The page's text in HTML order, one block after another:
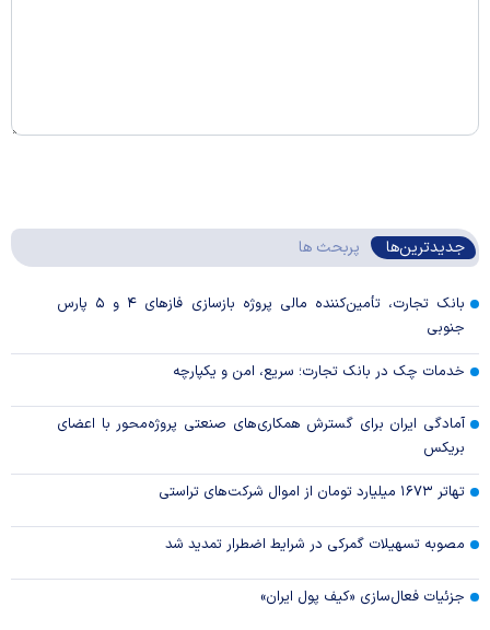
جدیدترین‌ها پربحث ها
بانک تجارت، تأمین‌کننده مالی پروژه بازسازی فاز‌های ۴ و ۵ پارس
جنوبی
خدمات چک در بانک تجارت؛ سریع، امن و یکپارچه
آمادگی ایران برای گسترش همکاری‌های صنعتی پروژه‌محور با اعضای
بریکس
تهاتر ۱۶۷۳ میلیارد تومان از اموال شرکت‌های تراستی
مصوبه تسهیلات گمرکی در شرایط اضطرار تمدید شد
جزئیات فعال‌سازی «کیف پول ایران»